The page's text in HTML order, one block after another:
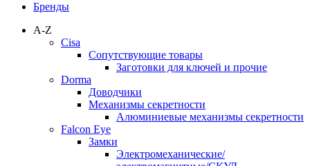
Бренды
A-Z
Cisa
Сопутствующие товары
Заготовки для ключей и прочие
Dorma
Доводчики
Механизмы секретности
Алюминиевые механизмы секретности
Falcon Eye
Замки
Электромеханические/